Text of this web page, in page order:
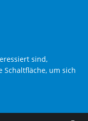
sind,
um sich